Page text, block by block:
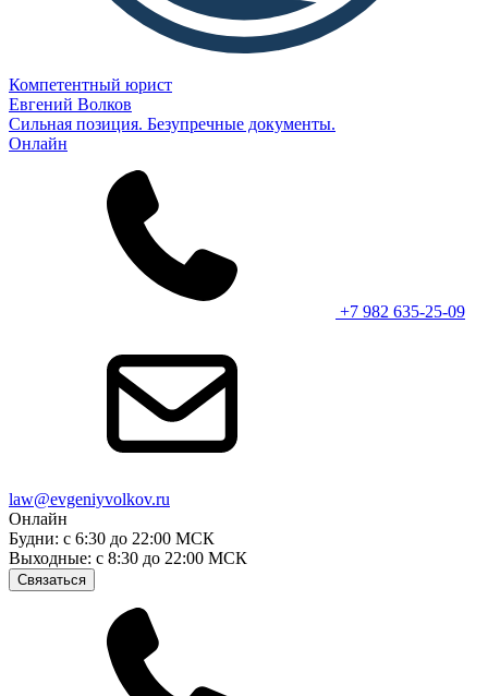
Компетентный юрист
Евгений Волков
Сильная позиция. Безупречные документы.
Онлайн
+7 982 635-25-09
law@evgeniyvolkov.ru
Онлайн
Будни: с 6:30 до 22:00 МСК
Выходные: с 8:30 до 22:00 МСК
Связаться